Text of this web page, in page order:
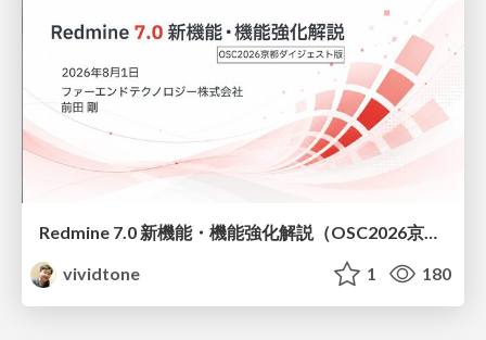
Redmine 7.0 新機能・機能強化解説（OSC2026京都ダイジェスト版）
vividtone
1 180